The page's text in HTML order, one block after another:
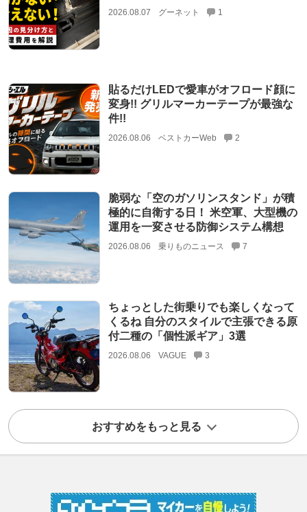
2026.08.07 グーネット 1
貼るだけLEDで愛車がオフロード顔に
変身!! グリルマーカーテープが最強な
件!!
2026.08.06 ベストカーWeb 2
脆弱な「空のガソリンスタンド」が積
極的に自衛する日！ 米空軍、大型機の
運用を一変させる防御システム構想
2026.08.06 乗りものニュース 7
ちょっとした街乗りでも楽しくなって
くるね 自分のスタイルで主張できる原
付二種の「個性派ギア」3選
2026.08.06 VAGUE 3
おすすめをもっと見る